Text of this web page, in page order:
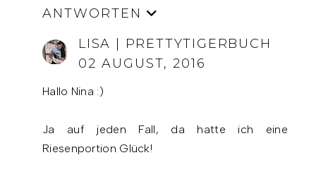
ANTWORTEN
LISA | PRETTYTIGERBUCH
02 AUGUST, 2016
Hallo Nina :)
Ja auf jeden Fall, da hatte ich eine
Riesenportion Glück!